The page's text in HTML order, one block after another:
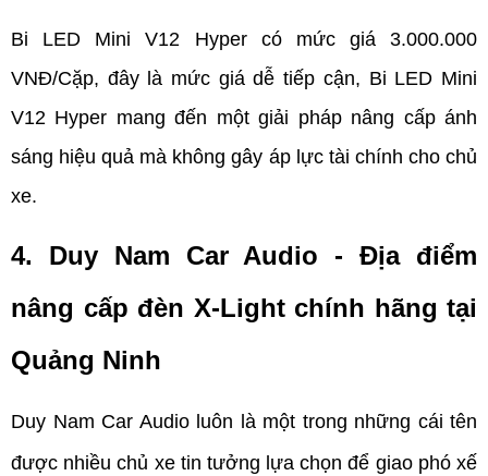
Bi LED Mini V12 Hyper có mức giá 3.000.000
VNĐ/Cặp, đây là mức giá dễ tiếp cận, Bi LED Mini
V12 Hyper mang đến một giải pháp nâng cấp ánh
sáng hiệu quả mà không gây áp lực tài chính cho chủ
xe.
4. Duy Nam Car Audio - Địa điểm
nâng cấp đèn X-Light chính hãng tại
Quảng Ninh
Duy Nam Car Audio luôn là một trong những cái tên
được nhiều chủ xe tin tưởng lựa chọn để giao phó xế